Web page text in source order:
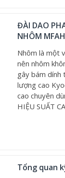
ĐÀI DAO
NHÔM MFAH
Nhôm là một
nên nhôm
gây bám dính
lượng cao
cao chuyên
HIỆU SUẤT
Tổng quan